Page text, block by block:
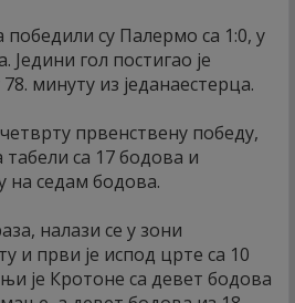
су Палермо са 1:0, у
Једини гол постигао је
минуту из једанаестерца.
првенствену победу,
табели са 17 бодова и
на седам бодова.
налази се у зони
и први је испод црте са 10
је Кротоне са девет бодова